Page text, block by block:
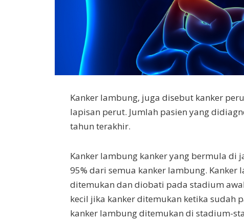
Kanker lambung, juga disebut kanker
lapisan perut. Jumlah pasien yang
tahun terakhir.
Kanker lambung kanker yang bermula di
95% dari semua kanker lambung.
ditemukan dan diobati pada stadium
kecil jika kanker ditemukan ketika sudah
kanker lambung ditemukan di stadium-